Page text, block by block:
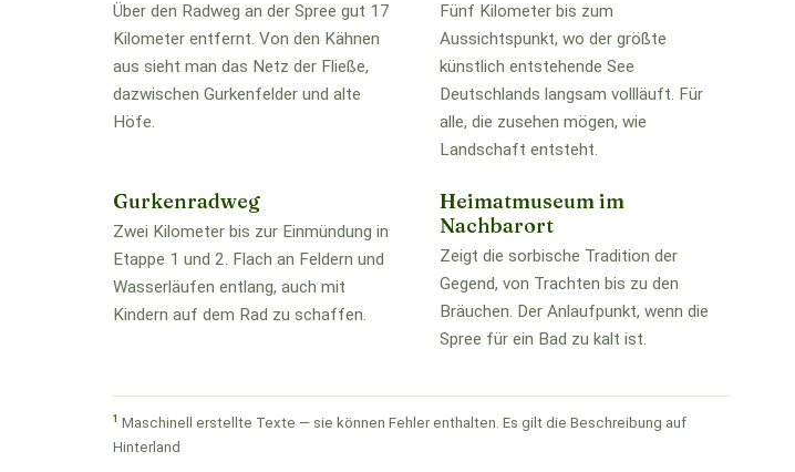
Über den Radweg an der Spree gut 17
Kilometer entfernt. Von den Kähnen
aus sieht man das Netz der Fließe,
dazwischen Gurkenfelder und alte
Höfe.
Fünf Kilometer bis zum
Aussichtspunkt, wo der größte
künstlich entstehende See
Deutschlands langsam vollläuft. Für
alle, die zusehen mögen, wie
Landschaft entsteht.
Gurkenradweg
Zwei Kilometer bis zur Einmündung in
Etappe 1 und 2. Flach an Feldern und
Wasserläufen entlang, auch mit
Kindern auf dem Rad zu schaffen.
Heimatmuseum im
Nachbarort
Zeigt die sorbische Tradition der
Gegend, von Trachten bis zu den
Bräuchen. Der Anlaufpunkt, wenn die
Spree für ein Bad zu kalt ist.
1 Maschinell erstellte Texte — sie können Fehler enthalten. Es gilt die Beschreibung auf
Hinterland